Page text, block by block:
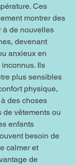
Ces
montrer des
à de nouvelles
devenant
anxieux en
Ils
plus sensibles
physique,
des choses
de vêtements ou
enfants
besoin de
calmer et
de